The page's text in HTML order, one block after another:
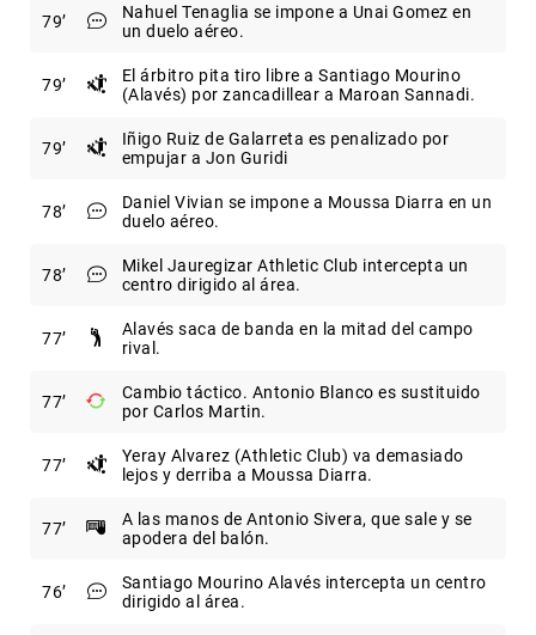
79
Nahuel Tenaglia se impone a Unai Gomez en
un duelo aéreo.
79
El árbitro pita tiro libre a Santiago Mourino
(Alavés) por zancadillear a Maroan Sannadi.
79
Iñigo Ruiz de Galarreta es penalizado por
empujar a Jon Guridi
78
Daniel Vivian se impone a Moussa Diarra en un
duelo aéreo.
78
Mikel Jauregizar Athletic Club intercepta un
centro dirigido al área.
77
Alavés saca de banda en la mitad del campo
rival.
77
Cambio táctico. Antonio Blanco es sustituido
por Carlos Martin.
77
Yeray Alvarez (Athletic Club) va demasiado
lejos y derriba a Moussa Diarra.
77
A las manos de Antonio Sivera, que sale y se
apodera del balón.
76
Santiago Mourino Alavés intercepta un centro
dirigido al área.